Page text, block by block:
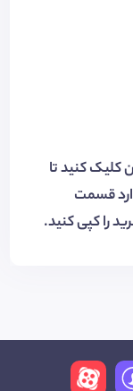
کلیک کنید تا
قسمت
را کپی کنید.